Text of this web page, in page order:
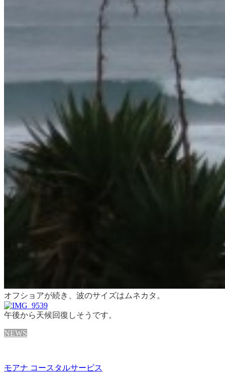
オフショアが続き、波のサイズはムネカタ。
午後から天候回復しそうです。
NEWS
モアナ コースタルサービス